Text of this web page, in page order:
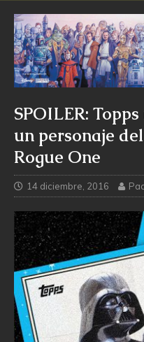
SPOILER:
un personaje
Rogue One
14 diciembre, 2016